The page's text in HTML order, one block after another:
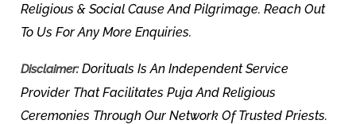
Religious & Social Cause And Pilgrimage. Reach Out
To Us For Any More Enquiries.
Disclaimer:Dorituals Is An Independent Service
Provider That Facilitates Puja And Religious
Ceremonies Through Our Network Of Trusted Priests.